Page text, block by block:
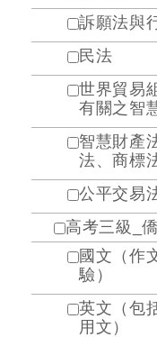
訴願法與
民法
世界貿易
有關之智
智慧財產
法、商標
公平交易
高考三級_
國文（作
驗）
英文（包
用文）